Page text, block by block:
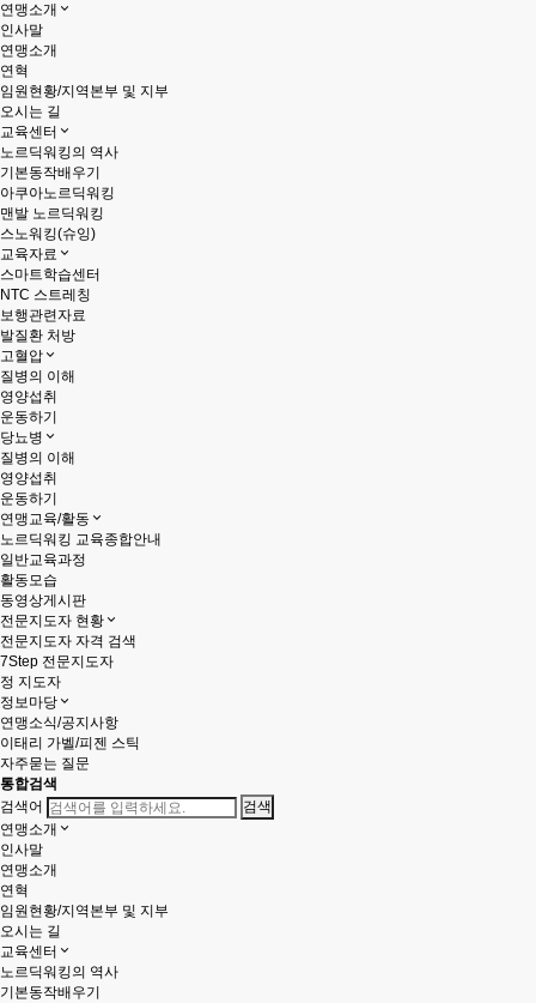
연맹소개
인사말
연맹소개
연혁
임원현황/지역본부 및 지부
오시는 길
교육센터
노르딕워킹의 역사
기본동작배우기
아쿠아노르딕워킹
맨발 노르딕워킹
스노워킹(슈잉)
교육자료
스마트학습센터
NTC 스트레칭
보행관련자료
발질환 처방
고혈압
질병의 이해
영양섭취
운동하기
당뇨병
질병의 이해
영양섭취
운동하기
연맹교육/활동
노르딕워킹 교육종합안내
일반교육과정
활동모습
동영상게시판
전문지도자 현황
전문지도자 자격 검색
7Step 전문지도자
정 지도자
정보마당
연맹소식/공지사항
이태리 가벨/피젠 스틱
자주묻는 질문
통합검색
검색어
연맹소개
인사말
연맹소개
연혁
임원현황/지역본부 및 지부
오시는 길
교육센터
노르딕워킹의 역사
기본동작배우기